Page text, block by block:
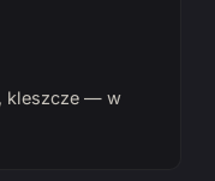
kleszcze — w